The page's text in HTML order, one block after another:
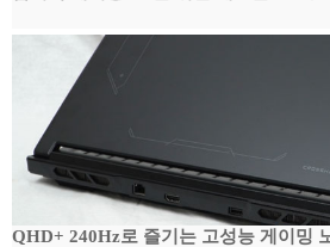
QHD+ 240Hz로 즐기는 고성능 게이밍